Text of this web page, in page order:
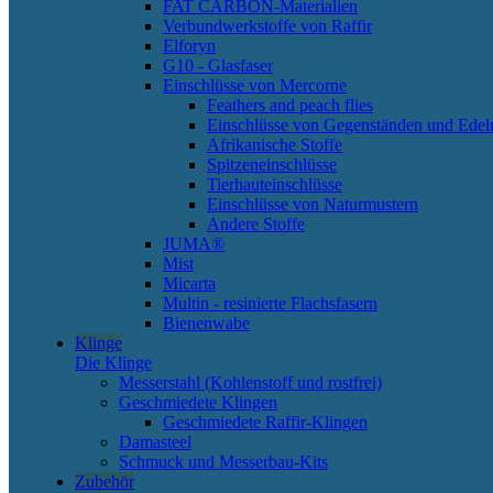
FAT CARBON-Materialien
Verbundwerkstoffe von Raffir
Elforyn
G10 - Glasfaser
Einschlüsse von Mercorne
Feathers and peach flies
Einschlüsse von Gegenständen und
Afrikanische Stoffe
Spitzeneinschlüsse
Tierhauteinschlüsse
Einschlüsse von Naturmustern
Andere Stoffe
JUMA®
Mist
Micarta
Multin - resinierte Flachsfasern
Bienenwabe
Klinge
Die Klinge
Messerstahl (Kohlenstoff und rostfrei)
Geschmiedete Klingen
Geschmiedete Raffir-Klingen
Damasteel
Schmuck und Messerbau-Kits
Zubehör